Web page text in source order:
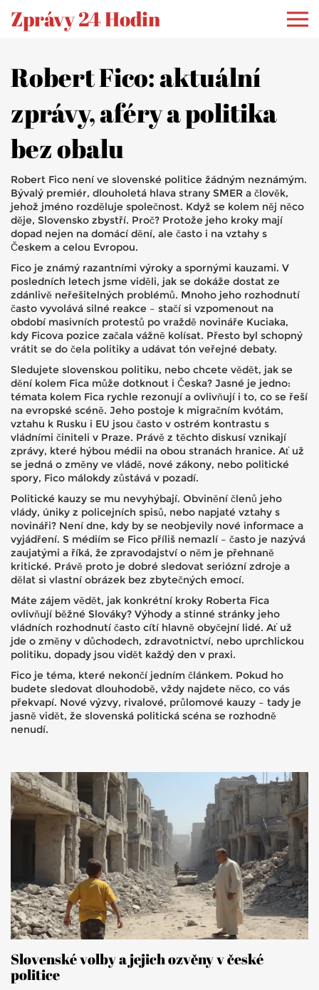
Zprávy 24 Hodin
Robert Fico: aktuální
zprávy, aféry a politika
bez obalu
Robert Fico není ve slovenské politice žádným neznámým.
Bývalý premiér, dlouholetá hlava strany SMER a člověk,
jehož jméno rozděluje společnost. Když se kolem něj něco
děje, Slovensko zbystří. Proč? Protože jeho kroky mají
dopad nejen na domácí dění, ale často i na vztahy s
Českem a celou Evropou.
Fico je známý razantními výroky a spornými kauzami. V
posledních letech jsme viděli, jak se dokáže dostat ze
zdánlivě neřešitelných problémů. Mnoho jeho rozhodnutí
často vyvolává silné reakce – stačí si vzpomenout na
období masivních protestů po vraždě novináře Kuciaka,
kdy Ficova pozice začala vážně kolísat. Přesto byl schopný
vrátit se do čela politiky a udávat tón veřejné debaty.
Sledujete slovenskou politiku, nebo chcete vědět, jak se
dění kolem Fica může dotknout i Česka? Jasné je jedno:
témata kolem Fica rychle rezonují a ovlivňují i to, co se řeší
na evropské scéně. Jeho postoje k migračním kvótám,
vztahu k Rusku i EU jsou často v ostrém kontrastu s
vládními činiteli v Praze. Právě z těchto diskusí vznikají
zprávy, které hýbou médii na obou stranách hranice. Ať už
se jedná o změny ve vládě, nové zákony, nebo politické
spory, Fico málokdy zůstává v pozadí.
Politické kauzy se mu nevyhýbají. Obvinění členů jeho
vlády, úniky z policejních spisů, nebo napjaté vztahy s
novináři? Není dne, kdy by se neobjevily nové informace a
vyjádření. S médiím se Fico příliš nemazlí – často je nazývá
zaujatými a říká, že zpravodajství o něm je přehnaně
kritické. Právě proto je dobré sledovat seriózní zdroje a
dělat si vlastní obrázek bez zbytečných emocí.
Máte zájem vědět, jak konkrétní kroky Roberta Fica
ovlivňují běžné Slováky? Výhody a stinné stránky jeho
vládních rozhodnutí často cítí hlavně obyčejní lidé. Ať už
jde o změny v důchodech, zdravotnictví, nebo uprchlickou
politiku, dopady jsou vidět každý den v praxi.
Fico je téma, které nekončí jedním článkem. Pokud ho
budete sledovat dlouhodobě, vždy najdete něco, co vás
překvapí. Nové výzvy, rivalové, průlomové kauzy – tady je
jasně vidět, že slovenská politická scéna se rozhodně
nenudí.
Slovenské volby a jejich ozvěny v české
politice